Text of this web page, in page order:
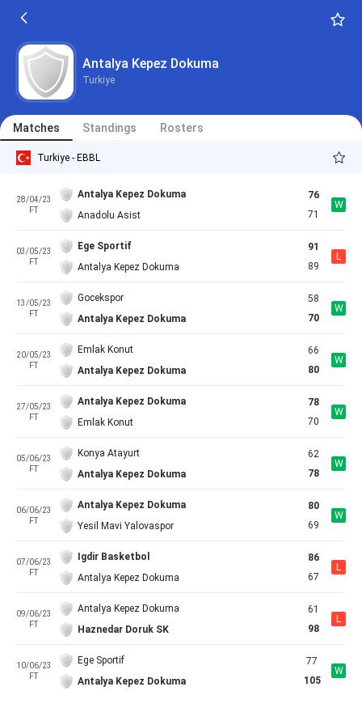
Antalya Kepez Dokuma
Turkiye
Matches Standings Rosters
Turkiye - EBBL
28/04/23
FT
Antalya Kepez Dokuma
Anadolu Asist
76
71
W
03/05/23
FT
Ege Sportif
Antalya Kepez Dokuma
91
89
L
13/05/23
FT
Gocekspor
Antalya Kepez Dokuma
58
70
W
20/05/23
FT
Emlak Konut
Antalya Kepez Dokuma
66
80
W
27/05/23
FT
Antalya Kepez Dokuma
Emlak Konut
78
70
W
05/06/23
FT
Konya Atayurt
Antalya Kepez Dokuma
62
78
W
06/06/23
FT
Antalya Kepez Dokuma
Yesil Mavi Yalovaspor
80
69
W
07/06/23
FT
Igdir Basketbol
Antalya Kepez Dokuma
86
67
L
09/06/23
FT
Antalya Kepez Dokuma
Haznedar Doruk SK
61
98
L
10/06/23
FT
Ege Sportif
Antalya Kepez Dokuma
77
105
W